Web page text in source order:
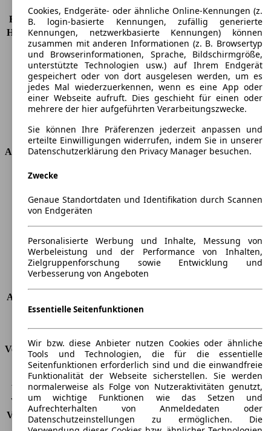
KW (PS)
88 kW (120 PS)
Beschleunigung (0-100 km/h) 9,4s
Höchstgeschwindigkeit (km/h) 195 km/h
Anzahl der Gänge
6
Drehmoment
215 nm
Hubraum
1368 ccm
Kraftstoff
Benzin
Zylinder
4
Getriebe
Schaltgetriebe
Antriebsart
Vorderradantrieb
Abmessungen
Länge
Breite
1798 mm
Radstand
Maximalgewicht
Max. Zuladung
-
Türen
5
Sitze
5
Anhängelast (ungebremst)
Anhängelast (gebremst)
1300 kg
Verbrauch
CO2 Emissionen*
157 g/km (komb.)
Verbrauch (Stadt)
8,8 l/100km
Verbrauch (Land)
5,8 l/100km
Verbrauch (komb.)* 6,9 l/100km
Schadstoffklasse
EU6d-Temp
Cookies, Endgeräte- oder ähnliche Online-Kennungen (z.
B. login-basierte Kennungen, zufällig generierte
Kennungen, netzwerkbasierte Kennungen) können
zusammen mit anderen Informationen (z. B. Browsertyp
und Browserinformationen, Sprache, Bildschirmgröße,
unterstützte Technologien usw.) auf Ihrem Endgerät
gespeichert oder von dort ausgelesen werden, um es
jedes Mal wiederzuerkennen, wenn es eine App oder
einer Webseite aufruft. Dies geschieht für einen oder
mehrere der hier aufgeführten Verarbeitungszwecke.
Sie können Ihre Präferenzen jederzeit anpassen und
erteilte Einwilligungen widerrufen, indem Sie in unserer
Datenschutzerklärung den Privacy Manager besuchen.
Zwecke
Genaue Standortdaten und Identifikation durch Scannen
von Endgeräten
Personalisierte Werbung und Inhalte, Messung von
Werbeleistung und der Performance von Inhalten,
Zielgruppenforschung sowie Entwicklung und
Verbesserung von Angeboten
Essentielle Seitenfunktionen
Wir bzw. diese Anbieter nutzen Cookies oder ähnliche
Tools und Technologien, die für die essentielle
Seitenfunktionen erforderlich sind und die einwandfreie
Funktionalität der Webseite sicherstellen. Sie werden
normalerweise als Folge von Nutzeraktivitäten genutzt,
um wichtige Funktionen wie das Setzen und
Aufrechterhalten von Anmeldedaten oder
Datenschutzeinstellungen zu ermöglichen. Die